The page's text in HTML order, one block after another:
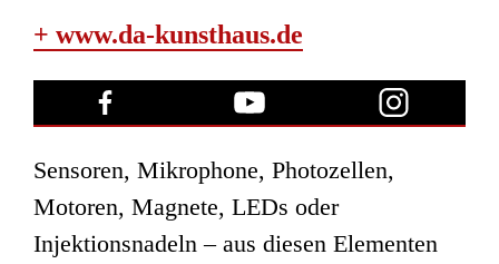
+ www.da-kunsthaus.de
Sensoren, Mikrophone, Photozellen,
Motoren, Magnete, LEDs oder
Injektionsnadeln – aus diesen Elementen